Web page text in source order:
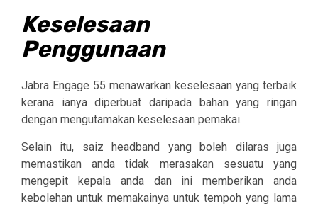
Keselesaan
Penggunaan
Jabra Engage 55 menawarkan keselesaan yang terbaik
kerana ianya diperbuat daripada bahan yang ringan
dengan mengutamakan keselesaan pemakai.
Selain itu, saiz headband yang boleh dilaras juga
memastikan anda tidak merasakan sesuatu yang
mengepit kepala anda dan ini memberikan anda
kebolehan untuk memakainya untuk tempoh yang lama